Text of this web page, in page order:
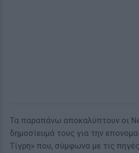
Τα παραπάνω αποκαλύπτουν οι
δημοσίευμά τους για την
Τίγρη» που, σύμφωνα με τις